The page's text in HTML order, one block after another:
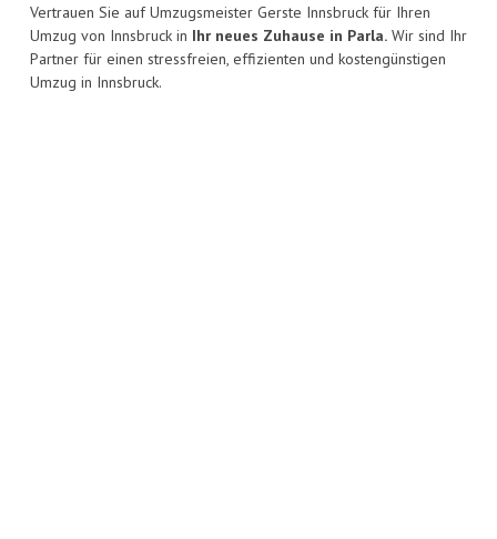
Vertrauen Sie auf Umzugsmeister Gerste Innsbruck für Ihren
Umzug von Innsbruck in Ihr neues Zuhause in Parla. Wir sind Ihr
Partner für einen stressfreien, effizienten und kostengünstigen
Umzug in Innsbruck.